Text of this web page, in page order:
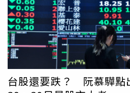
趙寅成住家就在他、羅泓軫導演
近，才會接連被三人「抓來拍戲
羅泓軫導演的作品拍攝一定不輕
加辛苦，並打趣說：「每次他回
子，看起來跟流浪漢一樣。」一
「你講得好像只有他們兩位導演
場，《Moving異能》、《人工情
的布局點；2016年最低則來到
年新冠疫情爆發初期，台積電股
疫情帶動全球遠距工作及數位轉
成長，也讓台積電自此奠定全球
2022年，俄烏戰爭引發能源危機
積電最低跌至370元，當時市場對
出現「美積電」等論戰。不過，
台股還要跌？ 阮慕驊點